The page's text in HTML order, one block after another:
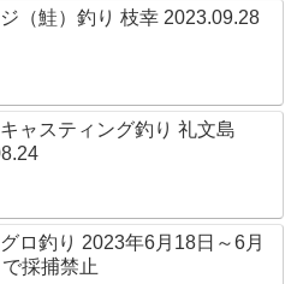
（鮭）釣り 枝幸 2023.09.28
ャスティング釣り 礼文島
ロ釣り 2023年6月18日～6月
採捕禁止